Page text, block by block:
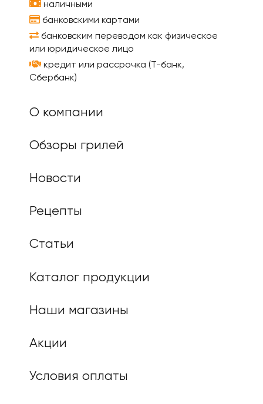
наличными
банковскими картами
банковским переводом как физическое
или юридическое лицо
кредит или рассрочка (Т-банк,
Сбербанк)
О компании
Обзоры грилей
Новости
Рецепты
Статьи
Каталог продукции
Наши магазины
Акции
Условия оплаты